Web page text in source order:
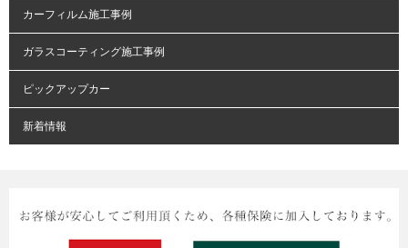
カーフィルム施工事例
ガラスコーティング施工事例
ピックアップカー
新着情報